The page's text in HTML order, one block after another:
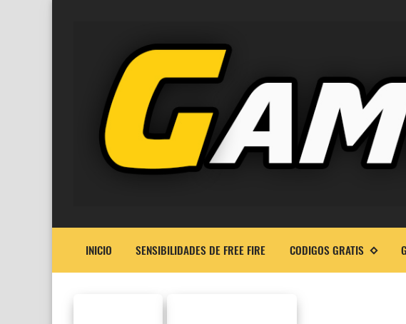
INICIO SENSIBILIDADES DE FREE FIRE CODIGOS GRATIS